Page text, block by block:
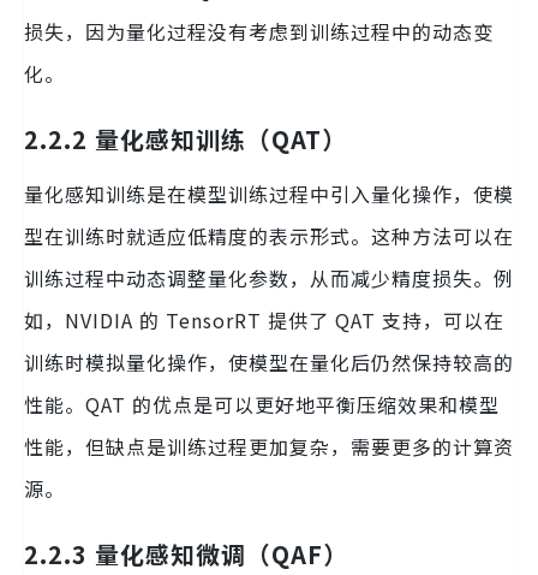
损失，因为量化过程没有考虑到训练过程中的动态变
化。
2.2.2 量化感知训练（QAT）
量化感知训练是在模型训练过程中引入量化操作，使模
型在训练时就适应低精度的表示形式。这种方法可以在
训练过程中动态调整量化参数，从而减少精度损失。例
如，NVIDIA 的 TensorRT 提供了 QAT 支持，可以在
训练时模拟量化操作，使模型在量化后仍然保持较高的
性能。QAT 的优点是可以更好地平衡压缩效果和模型
性能，但缺点是训练过程更加复杂，需要更多的计算资
源。
2.2.3 量化感知微调（QAF）